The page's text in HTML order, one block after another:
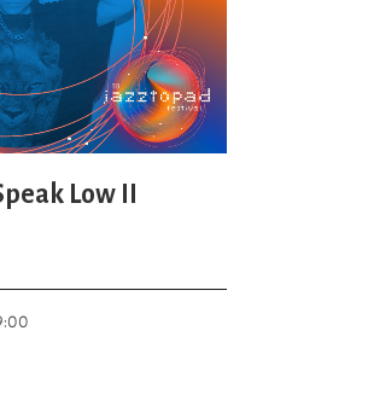
Low II